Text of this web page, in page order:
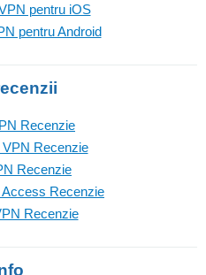
pentru iOS
pentru Android
Recenzie
Recenzie
Recenzie
Access Recenzie
Recenzie